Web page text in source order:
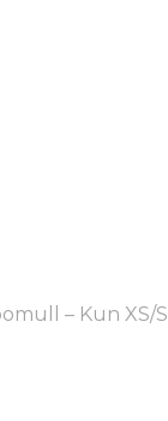
– Kun XS/S